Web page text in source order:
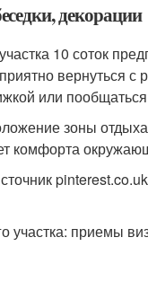
декорации
10 соток
вернуться с
или
зоны
комфорта
pinterest.co.uk
приемы